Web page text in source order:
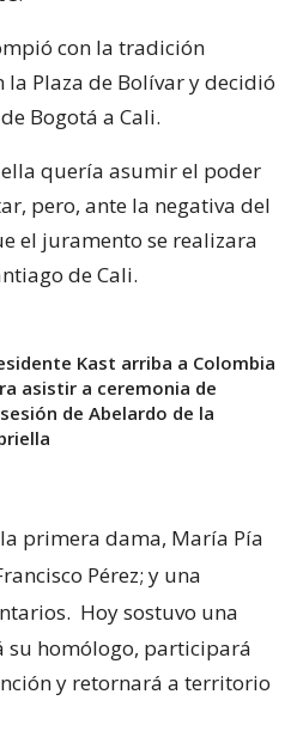
con la tradición
Plaza de Bolívar y decidió
Bogotá a Cali.
quería asumir el poder
pero, ante la negativa del
el juramento se realizara
de Cali.
Kast arriba a Colombia
asistir a ceremonia de
de Abelardo de la
primera dama, María Pía
Pérez; y una
Hoy sostuvo una
su homólogo, participará
y retornará a territorio